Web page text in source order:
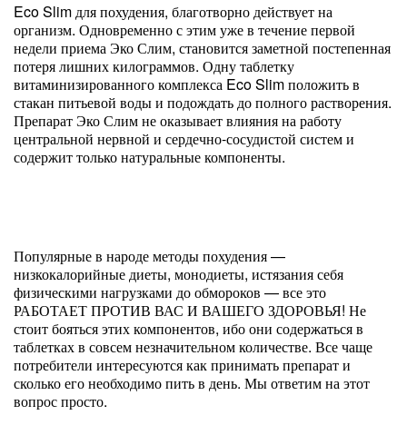
Eco Slim для похудения, благотворно действует на
организм. Одновременно с этим уже в течение первой
недели приема Эко Слим, становится заметной постепенная
потеря лишних килограммов. Одну таблетку
витаминизированного комплекса Eco Slim положить в
стакан питьевой воды и подождать до полного растворения.
Препарат Эко Слим не оказывает влияния на работу
центральной нервной и сердечно-сосудистой систем и
содержит только натуральные компоненты.
Популярные в народе методы похудения —
низкокалорийные диеты, монодиеты, истязания себя
физическими нагрузками до обмороков — все это
РАБОТАЕТ ПРОТИВ ВАС И ВАШЕГО ЗДОРОВЬЯ! Не
стоит бояться этих компонентов, ибо они содержаться в
таблетках в совсем незначительном количестве. Все чаще
потребители интересуются как принимать препарат и
сколько его необходимо пить в день. Мы ответим на этот
вопрос просто.